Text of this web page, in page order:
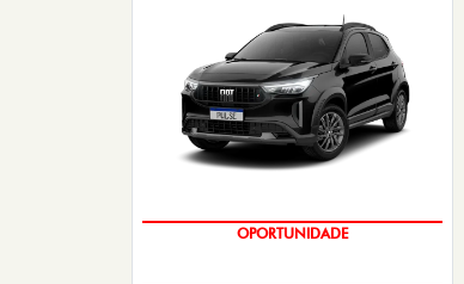
OPORTUNIDADE